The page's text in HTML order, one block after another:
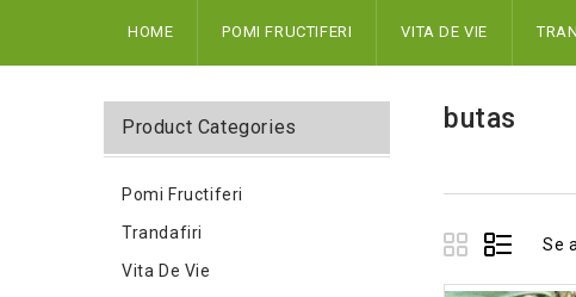
HOME POMI FRUCTIFERI VITA DE VIE
butas
Se
Product Categories
Pomi Fructiferi
Trandafiri
Vita De Vie